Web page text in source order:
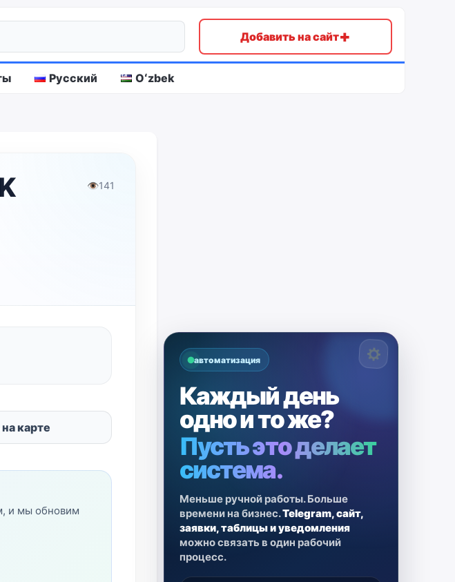
Добавить на сайт+
Русский Oʻzbek
👁141
карте
и мы обновим
автоматизация
Каждый день
одно и то же?
Пусть это делает
система.
Меньше ручной работы. Больше
времени на бизнес.Telegram, сайт,
заявки, таблицы и уведомления
можно связать в один рабочий
процесс.